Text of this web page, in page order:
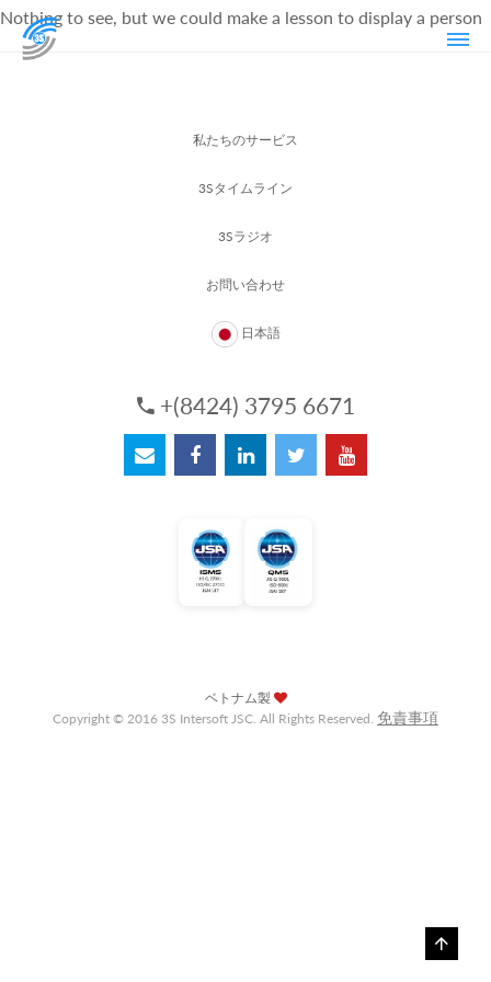
Nothing to see, but we could make a lesson to display a person
私たちのサービス
3Sタイムライン
3Sラジオ
お問い合わせ
日本語
+(8424) 3795 6671
ベトナム製
Copyright © 2016 3S Intersoft JSC. All Rights Reserved. 免責事項